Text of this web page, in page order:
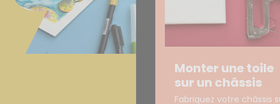
Monter une toile
sur un châssis
Fabriquez votre châssis